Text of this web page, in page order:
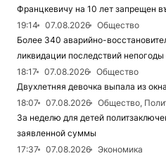
Францкевичу на 10 лет запрещен
19:14
07.08.2026
Общество
Более 340 аварийно-
ликвидации последствий
18:17
07.08.2026
Общество
Двухлетняя девочка выпала из
18:07
07.08.2026
Общество,
За неделю для детей
заявленной суммы
17:37
07.08.2026
Экономика